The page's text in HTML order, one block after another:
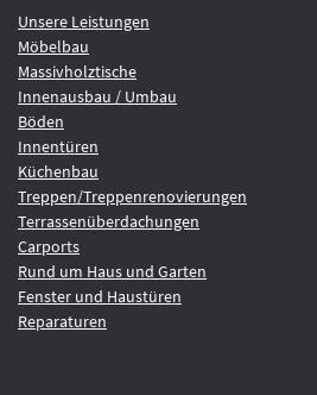
Unsere Leistungen
Möbelbau
Massivholztische
Innenausbau / Umbau
Böden
Innentüren
Küchenbau
Treppen/Treppenrenovierungen
Terrassenüberdachungen
Carports
Rund um Haus und Garten
Fenster und Haustüren
Reparaturen